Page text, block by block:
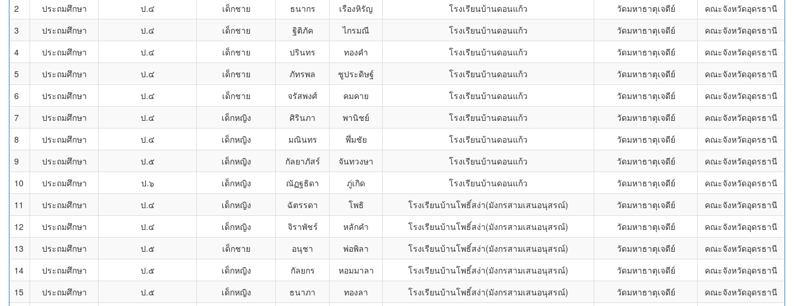
2
ประถมศึกษา ป.๔ เด็กชาย ธนากร เรืองหิรัญ โรงเรียนบ้านดอนแก้ว วัดมหาธาตุเจดีย์
คณะจังหวัดอุดรธานี
3
ประถมศึกษา ป.๔ เด็กชาย ฐิติภัค ไกรมณี โรงเรียนบ้านดอนแก้ว วัดมหาธาตุเจดีย์
คณะจังหวัดอุดรธานี
4
ประถมศึกษา ป.๔ เด็กชาย ปรินทร ทองคำ โรงเรียนบ้านดอนแก้ว วัดมหาธาตุเจดีย์
คณะจังหวัดอุดรธานี
5
ประถมศึกษา ป.๔ เด็กชาย ภัทรพล ชูประดิษฐ์ โรงเรียนบ้านดอนแก้ว วัดมหาธาตุเจดีย์
คณะจังหวัดอุดรธานี
6
ประถมศึกษา ป.๔ เด็กชาย จรัสพงศ์ คมคาย โรงเรียนบ้านดอนแก้ว วัดมหาธาตุเจดีย์
คณะจังหวัดอุดรธานี
7
ประถมศึกษา ป.๔ เด็กหญิง ศิรินภา พานิชย์ โรงเรียนบ้านดอนแก้ว วัดมหาธาตุเจดีย์
คณะจังหวัดอุดรธานี
8
ประถมศึกษา ป.๔ เด็กหญิง มณินทร พึ่มชัย โรงเรียนบ้านดอนแก้ว วัดมหาธาตุเจดีย์
คณะจังหวัดอุดรธานี
9
ประถมศึกษา ป.๕ เด็กหญิง กัลยาภัสร์ จันทวงษา โรงเรียนบ้านดอนแก้ว วัดมหาธาตุเจดีย์
คณะจังหวัดอุดรธานี
10
ประถมศึกษา ป.๖ เด็กหญิง ณัฏฐธิดา ภู่เกิด โรงเรียนบ้านดอนแก้ว วัดมหาธาตุเจดีย์
คณะจังหวัดอุดรธานี
11
ประถมศึกษา ป.๔ เด็กหญิง ฉัตรรดา โพธิ โรงเรียนบ้านโพธิ์สง่า(มังกรสามเสนอนุสรณ์) วัดมหาธาตุเจดีย์
คณะจังหวัดอุดรธานี
12
ประถมศึกษา ป.๔ เด็กหญิง จิราพัชร์ หลักคำ โรงเรียนบ้านโพธิ์สง่า(มังกรสามเสนอนุสรณ์) วัดมหาธาตุเจดีย์
คณะจังหวัดอุดรธานี
13
ประถมศึกษา ป.๕ เด็กชาย อนุชา พ่อพิลา โรงเรียนบ้านโพธิ์สง่า(มังกรสามเสนอนุสรณ์) วัดมหาธาตุเจดีย์
คณะจังหวัดอุดรธานี
14
ประถมศึกษา ป.๕ เด็กหญิง กัลยกร หอมมาลา โรงเรียนบ้านโพธิ์สง่า(มังกรสามเสนอนุสรณ์) วัดมหาธาตุเจดีย์
คณะจังหวัดอุดรธานี
15
ประถมศึกษา ป.๕ เด็กหญิง ธนาภา ทองลา โรงเรียนบ้านโพธิ์สง่า(มังกรสามเสนอนุสรณ์) วัดมหาธาตุเจดีย์
คณะจังหวัดอุดรธานี